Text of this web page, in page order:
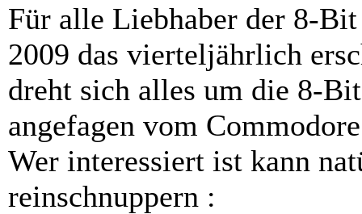
Für alle Liebhaber der 8-
2009 das vierteljährlich
dreht sich alles um die 8-
angefagen vom
Wer interessiert ist kann
reinschnuppern :